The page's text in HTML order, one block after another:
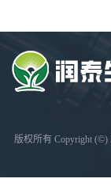
版权所有 Copyright (©)